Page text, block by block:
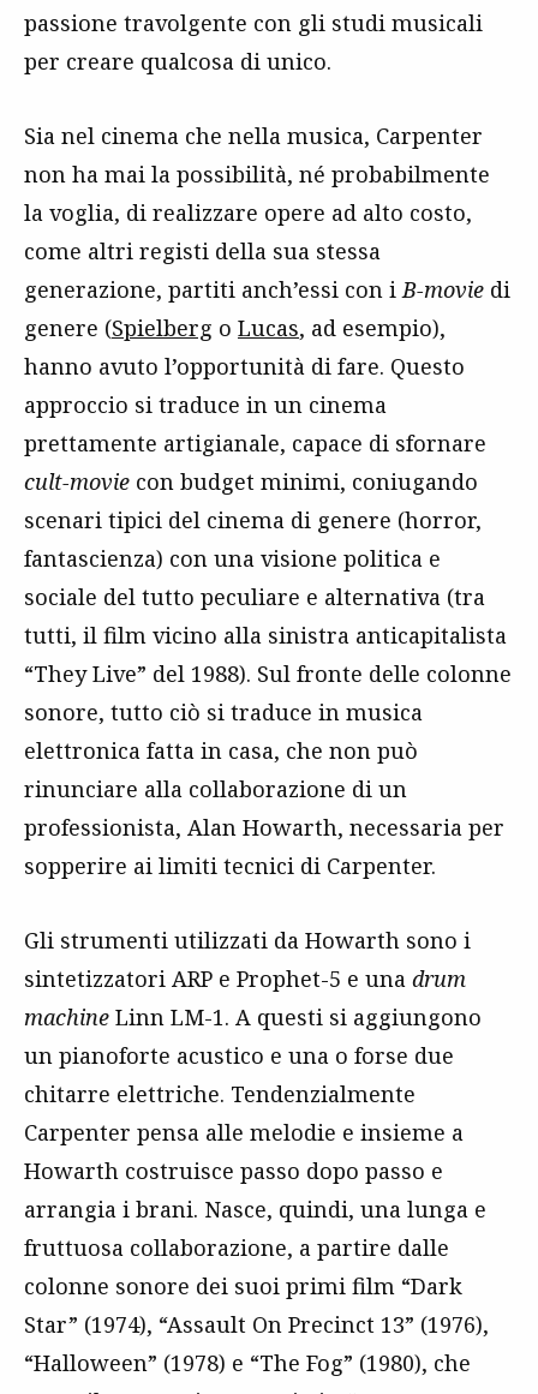
passione travolgente con gli studi musicali
per creare qualcosa di unico.
Sia nel cinema che nella musica, Carpenter
non ha mai la possibilità, né probabilmente
la voglia, di realizzare opere ad alto costo,
come altri registi della sua stessa
generazione, partiti anch’essi con iB-movie di
genere (Spielberg o Lucas, ad esempio),
hanno avuto l’opportunità di fare. Questo
approccio si traduce in un cinema
prettamente artigianale, capace di sfornare
cult-movie con budget minimi, coniugando
scenari tipici del cinema di genere (horror,
fantascienza) con una visione politica e
sociale del tutto peculiare e alternativa (tra
tutti, il film vicino alla sinistra anticapitalista
“They Live” del 1988). Sul fronte delle colonne
sonore, tutto ciò si traduce in musica
elettronica fatta in casa, che non può
rinunciare alla collaborazione di un
professionista, Alan Howarth, necessaria per
sopperire ai limiti tecnici di Carpenter.
Gli strumenti utilizzati da Howarth sono i
sintetizzatori ARP e Prophet-5 e una drum
machine Linn LM-1. A questi si aggiungono
un pianoforte acustico e una o forse due
chitarre elettriche. Tendenzialmente
Carpenter pensa alle melodie e insieme a
Howarth costruisce passo dopo passo e
arrangia i brani. Nasce, quindi, una lunga e
fruttuosa collaborazione, a partire dalle
colonne sonore dei suoi primi film “Dark
Star” (1974), “Assault On Precinct 13” (1976),
“Halloween” (1978) e “The Fog” (1980), che